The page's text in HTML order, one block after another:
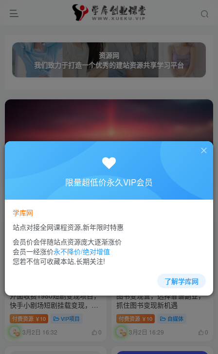
资源网
我们致力于打造一个优秀的建站资源共享学习平台
排序
外面收费1980短剧变现项目，
快手小剧场短剧挂载变现，个
人工作室可放大（比小说推文
更容易变现）
付费资源 ￥ 10 VIP项目
3月2日 16:32 0
图书变现营，选择靠谱副业，
抓住图书变现新机遇
付费资源 ￥ 10 自媒体
3月2日 16:29 0
限量超低价永久VIP会员
学库网
站点对接全网课程资源,新年限时特惠
会员价会伴随站点资源庞大逐渐涨价
会员一经涨价永不降价/绝对增值
您若不信可收藏本站,长期关注!
了解学库网